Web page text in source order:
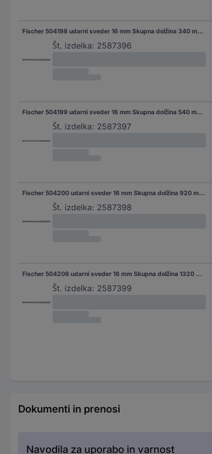
Fischer 504198 udarni sveder 16 mm Skupna dolžina 340 mm SDS-Max 1 kos
Št. izdelka: 2587396
Fischer 504199 udarni sveder 16 mm Skupna dolžina 540 mm SDS-Max 1 kos
Št. izdelka: 2587397
Fischer 504200 udarni sveder 16 mm Skupna dolžina 920 mm SDS-Max 1 kos
Št. izdelka: 2587398
Fischer 504206 udarni sveder 16 mm Skupna dolžina 1320 mm SDS-Max 1 kos
Št. izdelka: 2587399
Dokumenti in prenosi
Navodila za uporabo in varnost